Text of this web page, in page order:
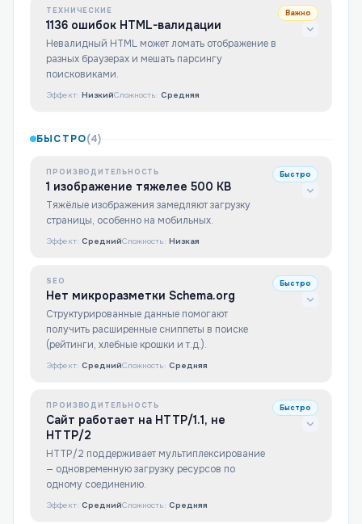
ТЕХНИЧЕСКИЕ
1136 ошибок HTML-валидации
Невалидный HTML может ломать отображение в
разных браузерах и мешать парсингу
поисковиками.
Важно
Эффект: НизкийСложность: Средняя
БЫСТРО(4)
ПРОИЗВОДИТЕЛЬНОСТЬ
1 изображение тяжелее 500 KB
Тяжёлые изображения замедляют загрузку
страницы, особенно на мобильных.
Быстро
Эффект: СреднийСложность: Низкая
SEO
Нет микроразметки Schema.org
Структурированные данные помогают
получить расширенные сниппеты в поиске
(рейтинги, хлебные крошки и т.д.).
Быстро
Эффект: СреднийСложность: Средняя
ПРОИЗВОДИТЕЛЬНОСТЬ
Сайт работает на HTTP/1.1, не
HTTP/2
HTTP/2 поддерживает мультиплексирование
— одновременную загрузку ресурсов по
одному соединению.
Быстро
Эффект: СреднийСложность: Средняя